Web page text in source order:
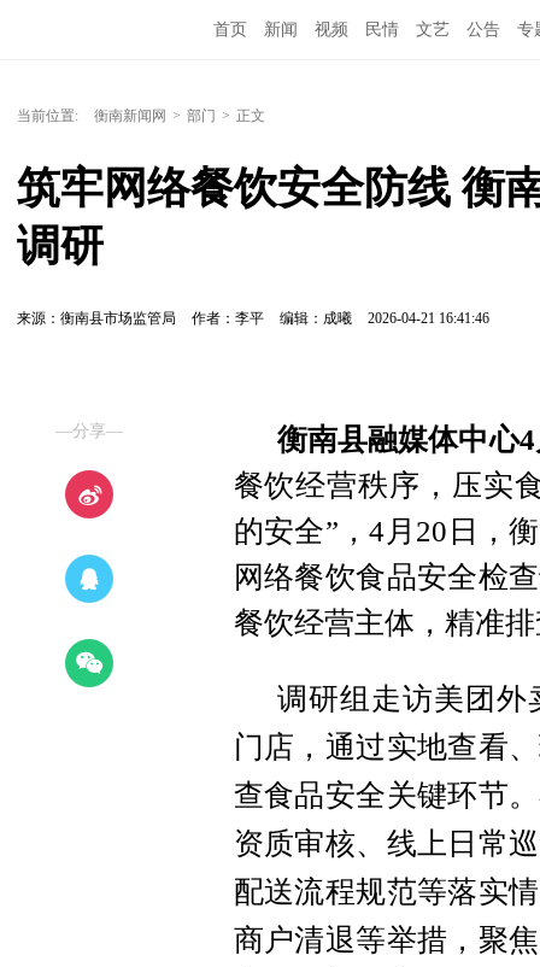
首页 新闻 视频 民情 文艺 公告 专
当前位置: 衡南新闻网 > 部门 > 正文
筑牢网络餐饮安全防线 衡
调研
来源：衡南县市场监管局 作者：李平 编辑：成曦 2026-04-21 16:41:46
—分享—
衡南县融媒体中心
餐饮经营秩序，压实
的安全”，4月20日，
网络餐饮食品安全检
餐饮经营主体，精准
调研组走访美团外
门店，通过实地查看
查食品安全关键环节
资质审核、线上日常
配送流程规范等落实
商户清退等举措，聚